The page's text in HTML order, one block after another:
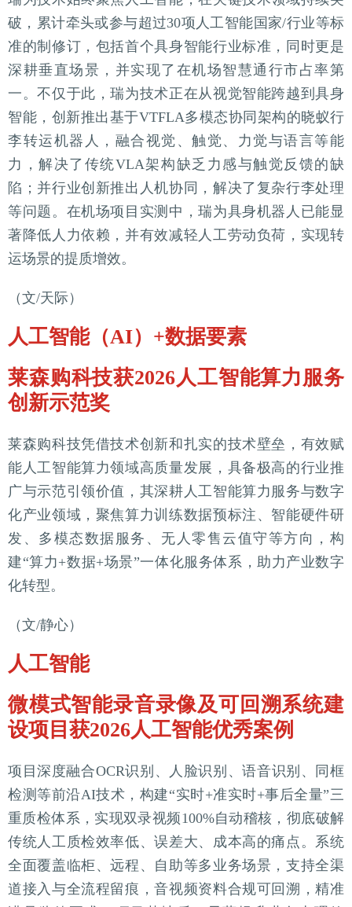
破，累计牵头或参与超过30项人工智能国家/行业等标
准的制修订，包括首个具身智能行业标准，同时更是
深耕垂直场景，并实现了在机场智慧通行市占率第
一。不仅于此，瑞为技术正在从视觉智能跨越到具身
智能，创新推出基于VTFLA多模态协同架构的晓蚁行
李转运机器人，融合视觉、触觉、力觉与语言等能
力，解决了传统VLA架构缺乏力感与触觉反馈的缺
陷；并行业创新推出人机协同，解决了复杂行李处理
等问题。在机场项目实测中，瑞为具身机器人已能显
著降低人力依赖，并有效减轻人工劳动负荷，实现转
运场景的提质增效。
（文/天际）
人工智能（AI）+数据要素
莱森购科技获2026人工智能算力服务
创新示范奖
莱森购科技凭借技术创新和扎实的技术壁垒，有效赋
能人工智能算力领域高质量发展，具备极高的行业推
广与示范引领价值，其深耕人工智能算力服务与数字
化产业领域，聚焦算力训练数据预标注、智能硬件研
发、多模态数据服务、无人零售云值守等方向，构
建“算力+数据+场景”一体化服务体系，助力产业数字
化转型。
（文/静心）
人工智能
微模式智能录音录像及可回溯系统建
设项目获2026人工智能优秀案例
项目深度融合OCR识别、人脸识别、语音识别、同框
检测等前沿AI技术，构建“实时+准实时+事后全量”三
重质检体系，实现双录视频100%自动稽核，彻底破解
传统人工质检效率低、误差大、成本高的痛点。系统
全面覆盖临柜、远程、自助等多业务场景，支持全渠
道接入与全流程留痕，音视频资料合规可回溯，精准